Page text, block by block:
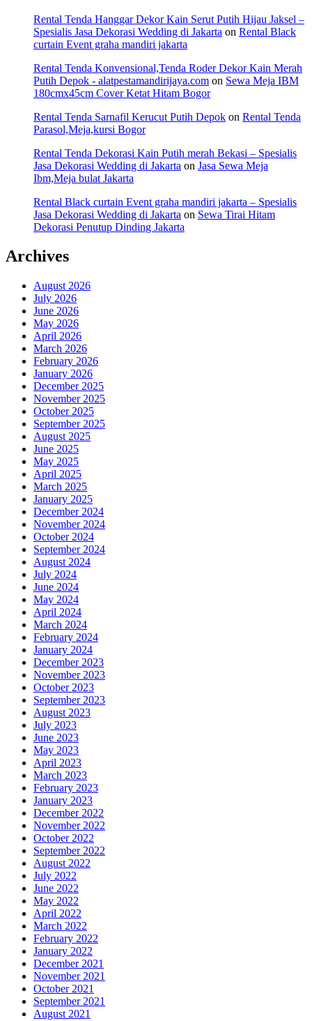
Rental Tenda Hanggar Dekor Kain Serut Putih Hijau Jaksel –
Spesialis Jasa Dekorasi Wedding di Jakarta on Rental Black
curtain Event graha mandiri jakarta
Rental Tenda Konvensional,Tenda Roder Dekor Kain Merah
Putih Depok - alatpestamandirijaya.com on Sewa Meja IBM
180cmx45cm Cover Ketat Hitam Bogor
Rental Tenda Sarnafil Kerucut Putih Depok on Rental Tenda
Parasol,Meja,kursi Bogor
Rental Tenda Dekorasi Kain Putih merah Bekasi – Spesialis
Jasa Dekorasi Wedding di Jakarta on Jasa Sewa Meja
Ibm,Meja bulat Jakarta
Rental Black curtain Event graha mandiri jakarta – Spesialis
Jasa Dekorasi Wedding di Jakarta on Sewa Tirai Hitam
Dekorasi Penutup Dinding Jakarta
Archives
August 2026
July 2026
June 2026
May 2026
April 2026
March 2026
February 2026
January 2026
December 2025
November 2025
October 2025
September 2025
August 2025
June 2025
May 2025
April 2025
March 2025
January 2025
December 2024
November 2024
October 2024
September 2024
August 2024
July 2024
June 2024
May 2024
April 2024
March 2024
February 2024
January 2024
December 2023
November 2023
October 2023
September 2023
August 2023
July 2023
June 2023
May 2023
April 2023
March 2023
February 2023
January 2023
December 2022
November 2022
October 2022
September 2022
August 2022
July 2022
June 2022
May 2022
April 2022
March 2022
February 2022
January 2022
December 2021
November 2021
October 2021
September 2021
August 2021